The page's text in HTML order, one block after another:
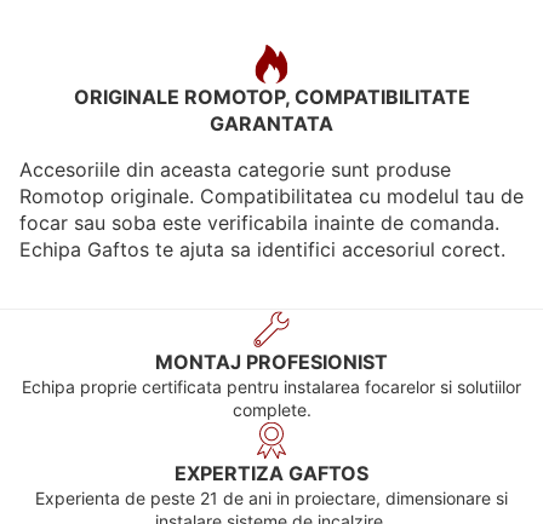
ORIGINALE ROMOTOP, COMPATIBILITATE
GARANTATA
Accesoriile din aceasta categorie sunt produse
Romotop originale. Compatibilitatea cu modelul tau de
focar sau soba este verificabila inainte de comanda.
Echipa Gaftos te ajuta sa identifici accesoriul corect.
MONTAJ PROFESIONIST
Echipa proprie certificata pentru instalarea focarelor si solutiilor
complete.
EXPERTIZA GAFTOS
Experienta de peste 21 de ani in proiectare, dimensionare si